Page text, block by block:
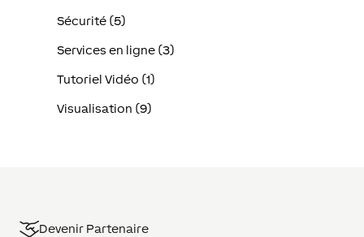
Sécurité (5)
Services en ligne (3)
Tutoriel Vidéo (1)
Visualisation (9)
Devenir Partenaire